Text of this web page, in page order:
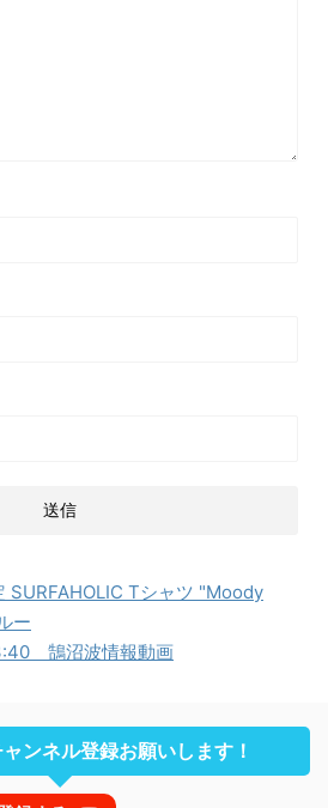
SURFAHOLIC Tシャツ "Moody
ー
鵠沼波情報動画
ンネル登録お願いします！